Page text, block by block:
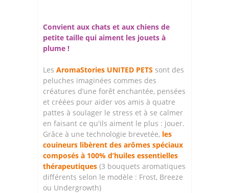
Convient aux chats et aux chiens de
petite taille qui aiment les jouets à
plume !
Les AromaStories UNITED PETS sont des
peluches imaginées commes des
créatures d’une forêt enchantée, pensées
et créées pour aider vos amis à quatre
pattes à soulager le stress et à se calmer
en faisant ce qu'ils aiment le plus : jouer.
Grâce à une technologie brevetée, les
couineurs libèrent des arômes spéciaux
composés à 100% d’huiles essentielles
thérapeutiques (3 bouquets aromatiques
différents selon le modèle : Frost, Breeze
ou Undergrowth)